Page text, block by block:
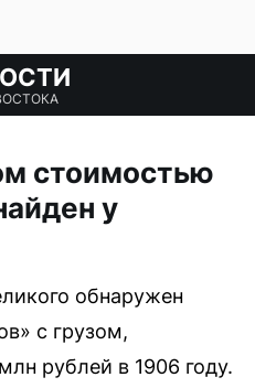
стоимостью
у
обнаружен
с грузом,
рублей в 1906 году.